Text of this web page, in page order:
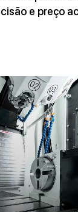
e preço